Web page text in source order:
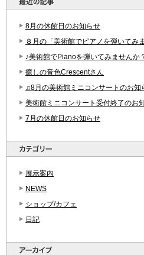
8月の休館日のお知らせ
８月の「美術館でピアノを弾いてみ
♪美術館でPianoを弾いてみませんか
癒しの音色Crescentさん
♫8月の美術館ミニコンサートのお知
美術館ミニコンサート受付終了のお
7月の休館日のお知らせ
展示案内
NEWS
ショップ/カフェ
日記